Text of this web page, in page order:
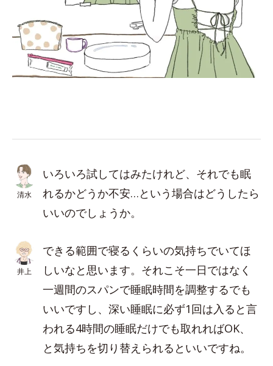
清水
いろいろ試してはみたけれど、それでも眠
れるかどうか不安…という場合はどうしたら
いいのでしょうか。
井上
できる範囲で寝るくらいの気持ちでいてほ
しいなと思います。それこそ一日ではなく
一週間のスパンで睡眠時間を調整するでも
いいですし、深い睡眠に必ず1回は入ると言
われる4時間の睡眠だけでも取れればOK、
と気持ちを切り替えられるといいですね。